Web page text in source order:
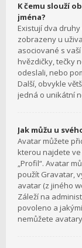
K čemu slouží
jména?
Existují dva
zobrazeny u
asociované s
hvězdičky, tečky
odeslali, nebo
Další, obvykle
jedná o unikátní
Jak můžu u
Avatar můžete
kterou najdete ve
„Profil“. Avatar
použít Gravatar,
avatar (z jiného
Záleží na
povoleno a
nemůžete